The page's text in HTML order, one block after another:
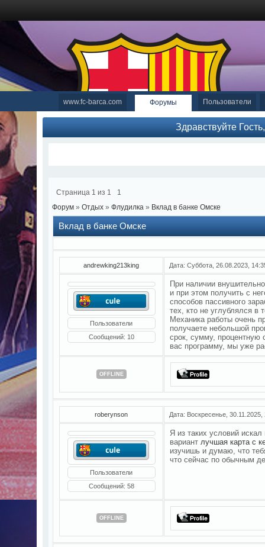
www.fc-barca.com Форумы Пользователи
Здравствуйте
Страница 1 из 1
1
Форум » Отдых » Флудилка » Вклад в банке Омске
Вклад в банке Омске
andrewking213king Дата: Суббота, 26.08.2023,
Пользователи
Сообщений: 10
При наличии
и при этом получить с
способов пассивного
тех, кто не углублялся в
Механика работы очень
получаете небольшой
срок, сумму, процентную
вас программу, мы уже
OFFLINE
roberynson Дата: Воскресенье,
Пользователи
Сообщений: 58
Я из таких условий
вариант лучшая карта с
изучишь и думаю, что
что сейчас по обычным
OFFLINE